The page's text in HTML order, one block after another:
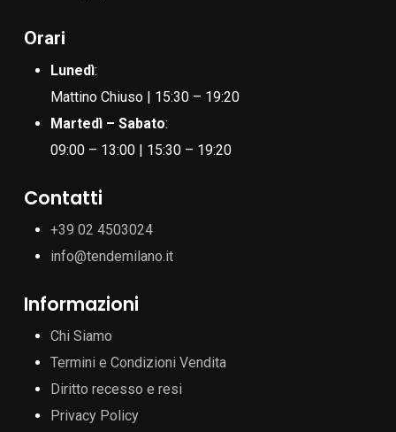
Orari
Lunedì:
Mattino Chiuso | 15:30 – 19:20
Martedì – Sabato:
09:00 – 13:00 | 15:30 – 19:20
Contatti
+39 02 4503024
info@tendemilano.it
Informazioni
Chi Siamo
Termini e Condizioni Vendita
Diritto recesso e resi
Privacy Policy